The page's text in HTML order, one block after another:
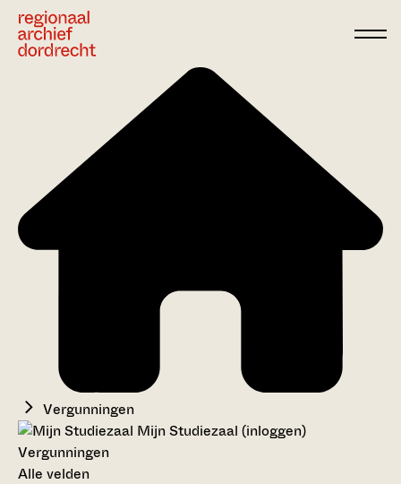
Vergunningen
Mijn Studiezaal (inloggen)
Vergunningen
Alle velden